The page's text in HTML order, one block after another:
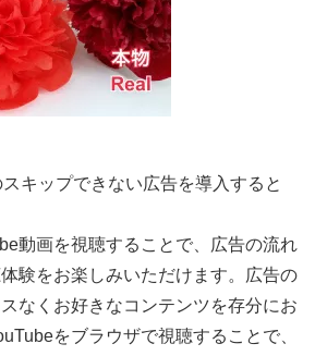
キップできない広告を導入すると
動画を視聴することで、広告の流れ
験をお楽しみいただけます。広告の
なくお好きなコンテンツを存分にお
をブラウザで視聴することで、